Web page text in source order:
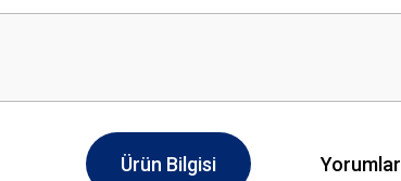
Ürün Bilgisi Yorumlar